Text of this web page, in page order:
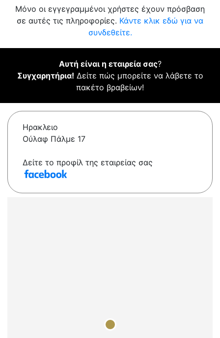
Μόνο οι εγγεγραμμένοι χρήστες έχουν πρόσβαση
σε αυτές τις πληροφορίες. Κάντε κλικ εδώ για να
συνδεθείτε.
Αυτή είναι η εταιρεία σας?
Συγχαρητήρια! Δείτε πώς μπορείτε να λάβετε το
πακέτο βραβείων!
Ηρακλειο
Ούλαφ Πάλμε 17
Δείτε το προφίλ της εταιρείας σας